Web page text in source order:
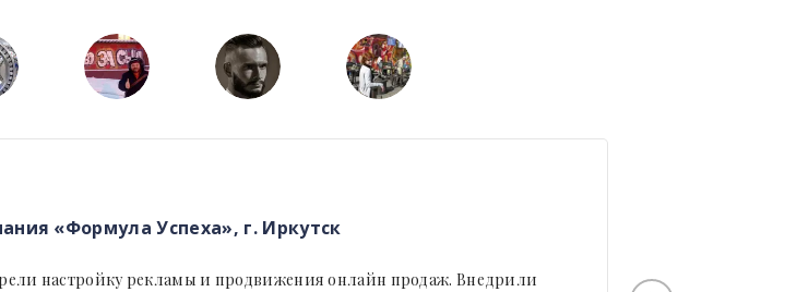
«Формула Успеха», г. Иркутск
настройку рекламы и продвижения онлайн продаж. Внедрили